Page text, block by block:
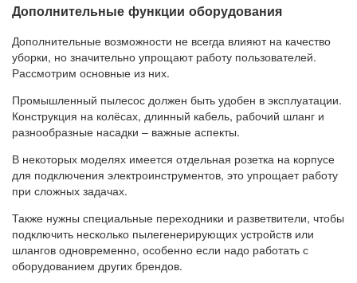
Дополнительные функции оборудования
Дополнительные возможности не всегда влияют на качество
уборки, но значительно упрощают работу пользователей.
Рассмотрим основные из них.
Промышленный пылесос должен быть удобен в эксплуатации.
Конструкция на колёсах, длинный кабель, рабочий шланг и
разнообразные насадки – важные аспекты.
В некоторых моделях имеется отдельная розетка на корпусе
для подключения электроинструментов, это упрощает работу
при сложных задачах.
Также нужны специальные переходники и разветвители, чтобы
подключить несколько пылегенерирующих устройств или
шлангов одновременно, особенно если надо работать с
оборудованием других брендов.